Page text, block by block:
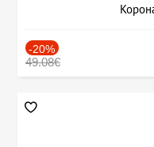
-20%
49.08€